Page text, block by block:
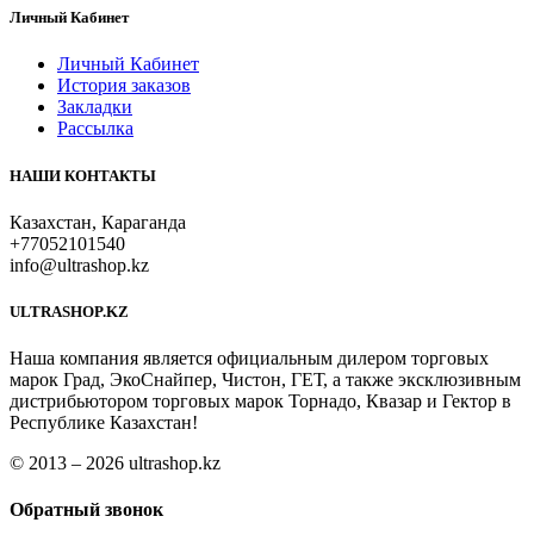
Личный Кабинет
Личный Кабинет
История заказов
Закладки
Рассылка
НАШИ КОНТАКТЫ
Казахстан, Караганда
+77052101540
info@ultrashop.kz
ULTRASHOP.KZ
Наша компания является официальным дилером торговых
марок Град, ЭкоСнайпер, Чистон, ГЕТ, а также эксклюзивным
дистрибьютором торговых марок Торнадо, Квазар и Гектор в
Республике Казахстан!
© 2013 – 2026 ultrashop.kz
Обратный звонок